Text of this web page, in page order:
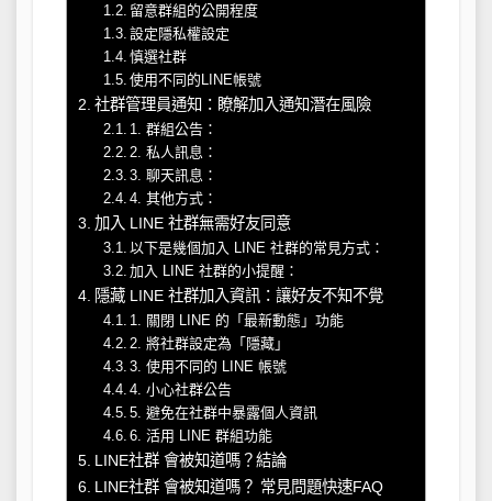
留意群組的公開程度
設定隱私權設定
慎選社群
使用不同的LINE帳號
社群管理員通知：瞭解加入通知潛在風險
1. 群組公告：
2. 私人訊息：
3. 聊天訊息：
4. 其他方式：
加入 LINE 社群無需好友同意
以下是幾個加入 LINE 社群的常見方式：
加入 LINE 社群的小提醒：
隱藏 LINE 社群加入資訊：讓好友不知不覺
1. 關閉 LINE 的「最新動態」功能
2. 將社群設定為「隱藏」
3. 使用不同的 LINE 帳號
4. 小心社群公告
5. 避免在社群中暴露個人資訊
6. 活用 LINE 群組功能
LINE社群 會被知道嗎？結論
LINE社群 會被知道嗎？ 常見問題快速FAQ